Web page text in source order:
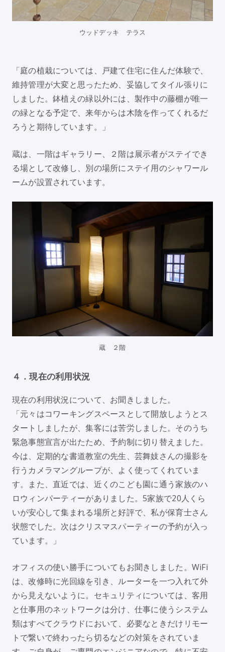
ウッドデッキ テラス
「庭の植栽については、戸建て住宅に住んだ体験で、
維持管理が大変と思ったため、妥協してタイル張りに
しました。鉢植えの緑以外には、製作中の藤棚が唯一
の緑となる予定で、来年からは木陰を作ってくれるだ
ろうと期待しています。」
蔵は、一階はギャラリー、２階は展示者がステイでき
る場として改修し、別の場所にステイ用のシャワール
ームが設置されています。
蔵 ２階
４．現在の利用状況
現在の利用状況について、お聞きしました。
「元々はコワーキングスペースとして開放しようとス
タートしましたが、集客には苦労しました。そのうち
緊急事態宣言が出たため、予約制に切り替えました。
今は、定期的な書道教室の先生、芸舞妓さんの撮影を
行うカメラマングループが、よく使ってくれていま
す。また、直近では、近くのこども園に通う家族のハ
ロウィンパーティーがありました。5家族で20人くら
いが安心して集まれる場所と好評で、私が保育士さん
状態でした。次はクリスマスパーティーの予約が入っ
ています。」
オフィスの使い勝手についてもお聞きしました。WiFi
は、改修時に光回線を引き、ルーターを一つ入れて外
から見えないように。セキュリティについては、客用
と仕事用のネットワークは分け、仕事に使うシステム
類はすべてクラウドにおいて、必要なときだけリモー
トで繋いで終わったら切るなどの対策をされていま